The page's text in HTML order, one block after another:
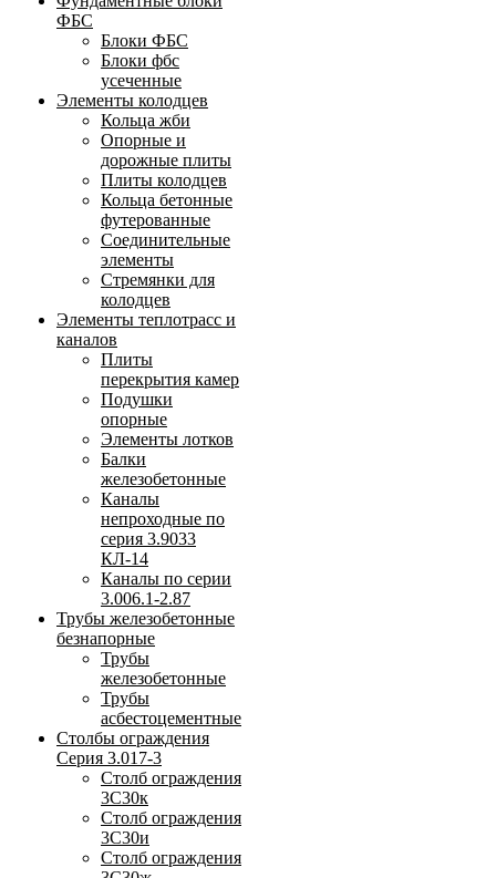
ФБС
Блоки ФБС
Блоки фбс
усеченные
Элементы колодцев
Кольца жби
Опорные и
дорожные плиты
Плиты колодцев
Кольца бетонные
футерованные
Соединительные
элементы
Стремянки для
колодцев
Элементы теплотрасс и
каналов
Плиты
перекрытия камер
Подушки
опорные
Элементы лотков
Балки
железобетонные
Каналы
непроходные по
серия 3.9033
КЛ-14
Каналы по серии
3.006.1-2.87
Трубы железобетонные
безнапорные
Трубы
железобетонные
Трубы
асбестоцементные
Столбы ограждения
Серия 3.017-3
Столб ограждения
3С30к
Столб ограждения
3С30и
Столб ограждения